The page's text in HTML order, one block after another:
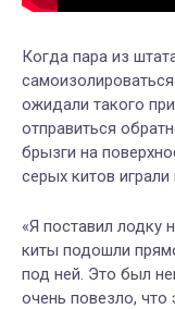
Когда пара из
ожидали такого
отправиться
брызги на
серых китов
«Я поставил лодку
киты подошли
под ней. Это был
очень повезло,